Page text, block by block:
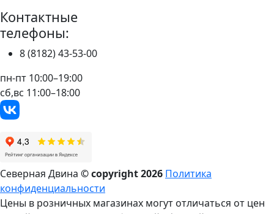
Контактные
телефоны:
8 (8182) 43-53-00
пн-пт 10:00–19:00
сб,вс 11:00–18:00
Северная Двина © copyright2026 Политика
конфиденциальности
Цены в розничных магазинах могут отличаться от цен